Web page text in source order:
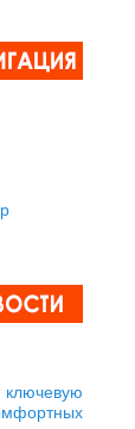
ключевую